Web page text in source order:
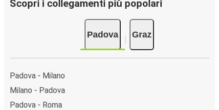
Scopri i collegamenti più popolari
Padova Graz
Padova - Milano
Milano - Padova
Padova - Roma